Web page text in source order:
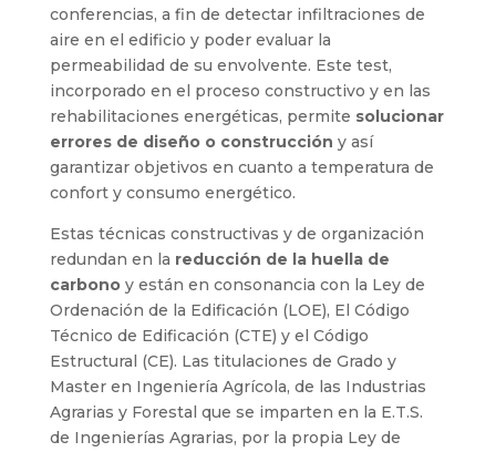
conferencias, a fin de detectar infiltraciones de
aire en el edificio y poder evaluar la
permeabilidad de su envolvente. Este test,
incorporado en el proceso constructivo y en las
rehabilitaciones energéticas, permite solucionar
errores de diseño o construcción y así
garantizar objetivos en cuanto a temperatura de
confort y consumo energético.
Estas técnicas constructivas y de organización
redundan en la reducción de la huella de
carbonoy están en consonancia con la Ley de
Ordenación de la Edificación (LOE), El Código
Técnico de Edificación (CTE) y el Código
Estructural (CE). Las titulaciones de Grado y
Master en Ingeniería Agrícola, de las Industrias
Agrarias y Forestal que se imparten en la E.T.S.
de Ingenierías Agrarias, por la propia Ley de